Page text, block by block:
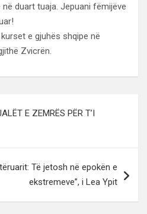
duart tuaja. Jepuani fëmijëve
e gjuhës shqipe në
Zvicrën.
E ZEMRËS PËR T’I
Të jetosh në epokën e
ekstremeve”, i Lea Ypit